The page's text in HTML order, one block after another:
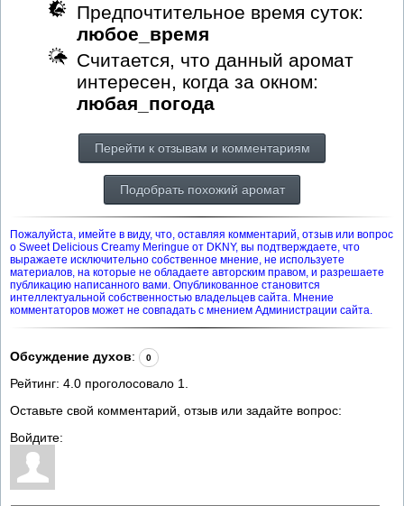
Предпочтительное время суток:
любое_время
Считается, что данный аромат
интересен, когда за окном:
любая_погода
Перейти к отзывам и комментариям
Подобрать похожий аромат
Пожалуйста, имейте в виду, что, оставляя комментарий, отзыв или вопрос
о Sweet Delicious Creamy Meringue от DKNY, вы подтверждаете, что
выражаете исключительно собственное мнение, не используете
материалов, на которые не обладаете авторским правом, и разрешаете
публикацию написанного вами. Опубликованное становится
интеллектуальной собственностью владельцев сайта. Мнение
комментаторов может не совпадать с мнением Администрации сайта.
Обсуждение духов: 0
Рейтинг: 4.0 проголосовало 1
Оставьте свой комментарий, отзыв или задайте вопрос:
Войдите: